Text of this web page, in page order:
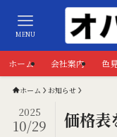
MENU
ホーム 会社案内 色
ホーム お知らせ
価格表
2025
10/29